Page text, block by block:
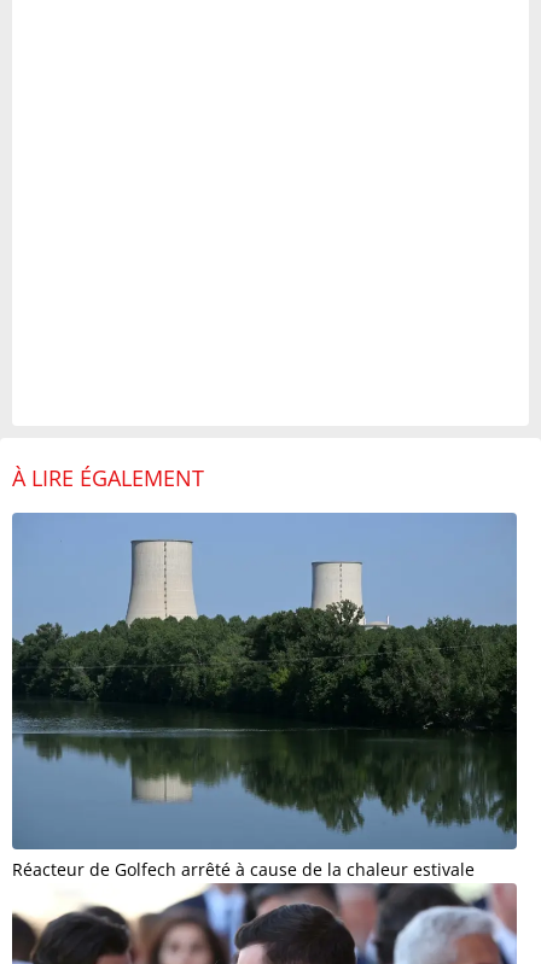
À LIRE ÉGALEMENT
Réacteur de Golfech arrêté à cause de la chaleur estivale